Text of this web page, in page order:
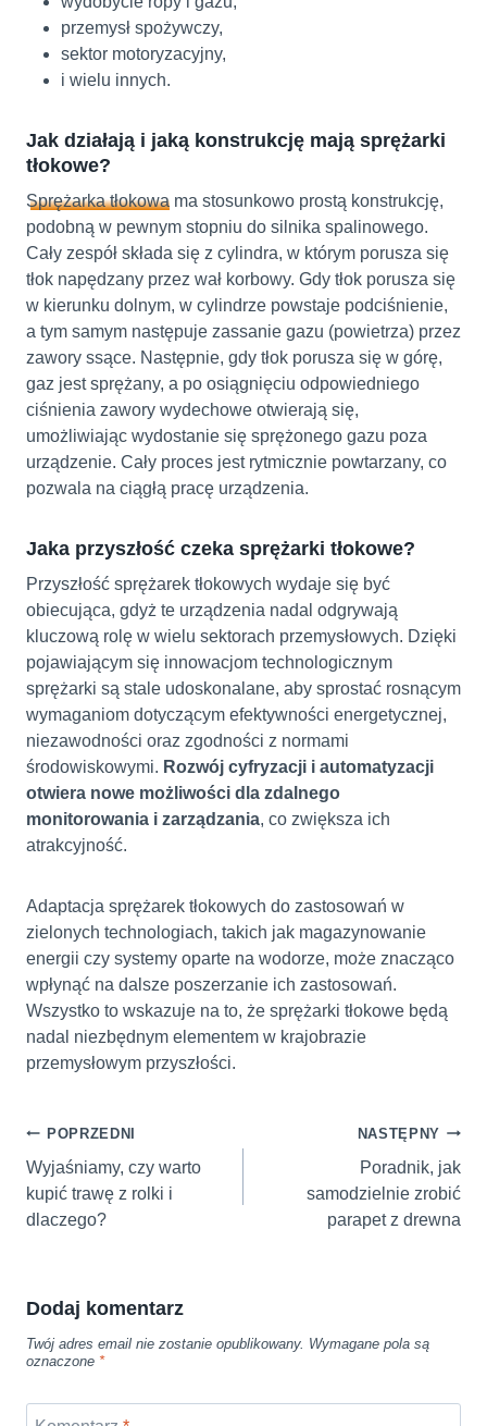
przemysł spożywczy,
sektor motoryzacyjny,
i wielu innych.
Jak działają i jaką konstrukcję mają sprężarki
tłokowe?
Sprężarka tłokowa ma stosunkowo prostą konstrukcję,
podobną w pewnym stopniu do silnika spalinowego.
Cały zespół składa się z cylindra, w którym porusza się
tłok napędzany przez wał korbowy. Gdy tłok porusza się
w kierunku dolnym, w cylindrze powstaje podciśnienie,
a tym samym następuje zassanie gazu (powietrza) przez
zawory ssące. Następnie, gdy tłok porusza się w górę,
gaz jest sprężany, a po osiągnięciu odpowiedniego
ciśnienia zawory wydechowe otwierają się,
umożliwiając wydostanie się sprężonego gazu poza
urządzenie. Cały proces jest rytmicznie powtarzany, co
pozwala na ciągłą pracę urządzenia.
Jaka przyszłość czeka sprężarki tłokowe?
Przyszłość sprężarek tłokowych wydaje się być
obiecująca, gdyż te urządzenia nadal odgrywają
kluczową rolę w wielu sektorach przemysłowych. Dzięki
pojawiającym się innowacjom technologicznym
sprężarki są stale udoskonalane, aby sprostać rosnącym
wymaganiom dotyczącym efektywności energetycznej,
niezawodności oraz zgodności z normami
środowiskowymi. Rozwój cyfryzacji i automatyzacji
otwiera nowe możliwości dla zdalnego
monitorowania i zarządzania, co zwiększa ich
atrakcyjność.
Adaptacja sprężarek tłokowych do zastosowań w
zielonych technologiach, takich jak magazynowanie
energii czy systemy oparte na wodorze, może znacząco
wpłynąć na dalsze poszerzanie ich zastosowań.
Wszystko to wskazuje na to, że sprężarki tłokowe będą
nadal niezbędnym elementem w krajobrazie
przemysłowym przyszłości.
Nawigacja
wpisu
POPRZEDNI
Wyjaśniamy, czy warto
kupić trawę z rolki i
dlaczego?
NASTĘPNY
Poradnik, jak
samodzielnie zrobić
parapet z drewna
Dodaj komentarz
Twój adres email nie zostanie opublikowany. Wymagane pola są
oznaczone *